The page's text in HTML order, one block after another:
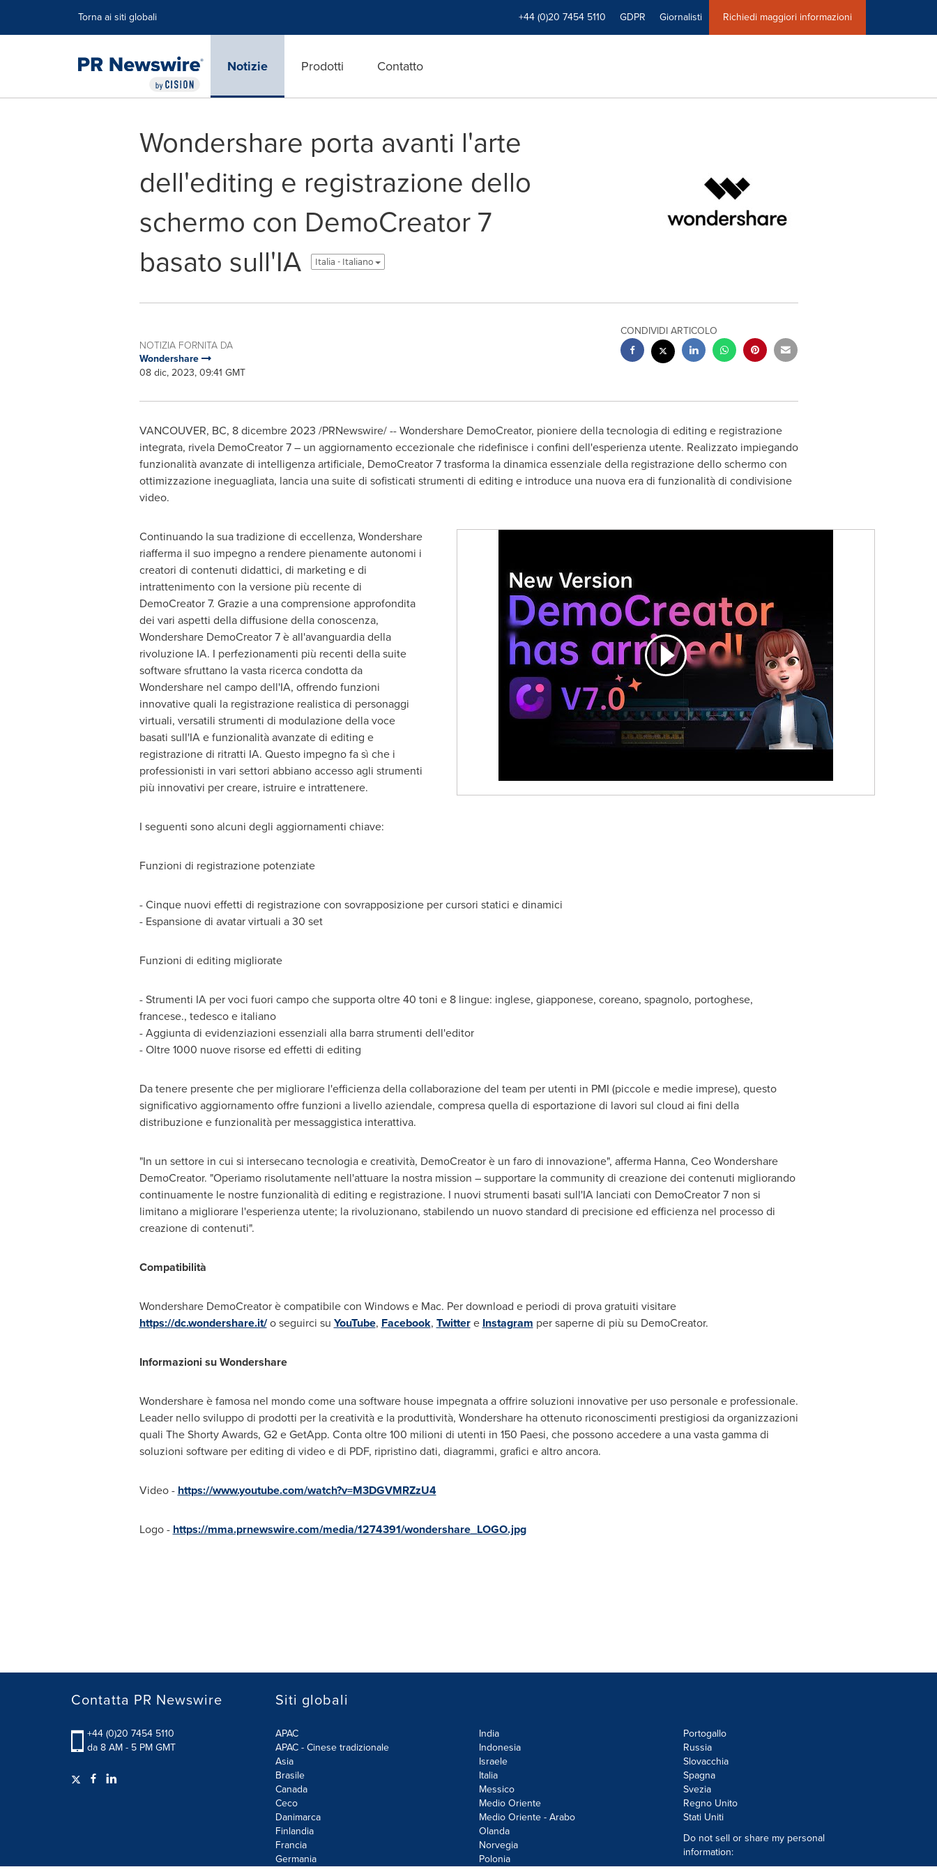
Torna ai siti globali +44 (0)20 7454 5110 GDPR Giornalisti Richiedi maggiori informazioni
Notizie Prodotti Contatto
Wondershare porta avanti l'arte
dell'editing e registrazione dello
schermo con DemoCreator 7
basato sull'IA
Italia - Italiano
NOTIZIA FORNITA DA
Wondershare
08 dic, 2023, 09:41 GMT
CONDIVIDI ARTICOLO
VANCOUVER, BC, 8 dicembre 2023 /PRNewswire/ -- Wondershare DemoCreator, pioniere della tecnologia di editing e registrazione
integrata, rivela DemoCreator 7 – un aggiornamento eccezionale che ridefinisce i confini dell'esperienza utente. Realizzato impiegando
funzionalità avanzate di intelligenza artificiale, DemoCreator 7 trasforma la dinamica essenziale della registrazione dello schermo con
ottimizzazione ineguagliata, lancia una suite di sofisticati strumenti di editing e introduce una nuova era di funzionalità di condivisione
video.
Continuando la sua tradizione di eccellenza, Wondershare
riafferma il suo impegno a rendere pienamente autonomi i
creatori di contenuti didattici, di marketing e di
intrattenimento con la versione più recente di
DemoCreator 7. Grazie a una comprensione approfondita
dei vari aspetti della diffusione della conoscenza,
Wondershare DemoCreator 7 è all'avanguardia della
rivoluzione IA. I perfezionamenti più recenti della suite
software sfruttano la vasta ricerca condotta da
Wondershare nel campo dell'IA, offrendo funzioni
innovative quali la registrazione realistica di personaggi
virtuali, versatili strumenti di modulazione della voce
basati sull'IA e funzionalità avanzate di editing e
registrazione di ritratti IA. Questo impegno fa sì che i
professionisti in vari settori abbiano accesso agli strumenti
più innovativi per creare, istruire e intrattenere.
I seguenti sono alcuni degli aggiornamenti chiave:
Funzioni di registrazione potenziate
- Cinque nuovi effetti di registrazione con sovrapposizione per cursori statici e dinamici
- Espansione di avatar virtuali a 30 set
Funzioni di editing migliorate
- Strumenti IA per voci fuori campo che supporta oltre 40 toni e 8 lingue: inglese, giapponese, coreano, spagnolo, portoghese,
francese., tedesco e italiano
- Aggiunta di evidenziazioni essenziali alla barra strumenti dell'editor
- Oltre 1000 nuove risorse ed effetti di editing
Da tenere presente che per migliorare l'efficienza della collaborazione del team per utenti in PMI (piccole e medie imprese), questo
significativo aggiornamento offre funzioni a livello aziendale, compresa quella di esportazione di lavori sul cloud ai fini della
distribuzione e funzionalità per messaggistica interattiva.
"In un settore in cui si intersecano tecnologia e creatività, DemoCreator è un faro di innovazione", afferma Hanna, Ceo Wondershare
DemoCreator. "Operiamo risolutamente nell'attuare la nostra mission – supportare la community di creazione dei contenuti migliorando
continuamente le nostre funzionalità di editing e registrazione. I nuovi strumenti basati sull'IA lanciati con DemoCreator 7 non si
limitano a migliorare l'esperienza utente; la rivoluzionano, stabilendo un nuovo standard di precisione ed efficienza nel processo di
creazione di contenuti".
Compatibilità
Wondershare DemoCreator è compatibile con Windows e Mac. Per download e periodi di prova gratuiti visitare
https://dc.wondershare.it/o seguirci su YouTube, Facebook, Twittere Instagram per saperne di più su DemoCreator.
Informazioni su Wondershare
Wondershare è famosa nel mondo come una software house impegnata a offrire soluzioni innovative per uso personale e professionale.
Leader nello sviluppo di prodotti per la creatività e la produttività, Wondershare ha ottenuto riconoscimenti prestigiosi da organizzazioni
quali The Shorty Awards, G2 e GetApp. Conta oltre 100 milioni di utenti in 150 Paesi, che possono accedere a una vasta gamma di
soluzioni software per editing di video e di PDF, ripristino dati, diagrammi, grafici e altro ancora.
Video - https://www.youtube.com/watch?v=M3DGVMRZzU4
Logo - https://mma.prnewswire.com/media/1274391/wondershare_LOGO.jpg
Contatta PR Newswire
+44 (0)20 7454 5110
da 8 AM - 5 PM GMT
Siti globali
APAC
APAC - Cinese tradizionale
Asia
Brasile
Canada
Ceco
Danimarca
Finlandia
Francia
Germania
India
Indonesia
Israele
Italia
Messico
Medio Oriente
Medio Oriente - Arabo
Olanda
Norvegia
Polonia
Portogallo
Russia
Slovacchia
Spagna
Svezia
Regno Unito
Stati Uniti
Do not sell or share my personal
information: